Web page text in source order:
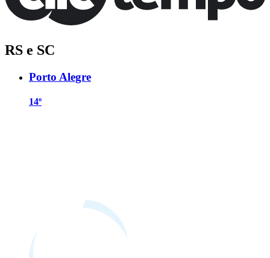
RS e SC
Porto Alegre
14º